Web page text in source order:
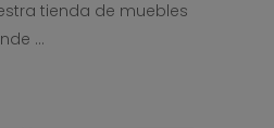
tienda de muebles